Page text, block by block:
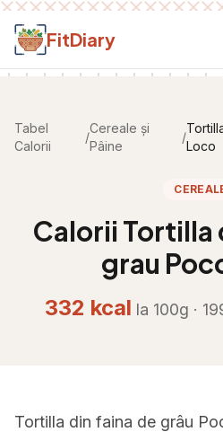
Salt la conținut
FitDiary
Tabel
Calorii
/
Cereale și
Pâine
/
Loco
Calorii Tortilla
grau
332 kcal la 100g ·
Tortilla din faina de grâu